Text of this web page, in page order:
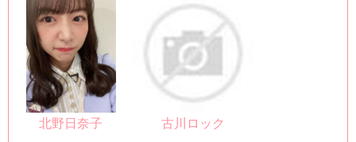
北野日奈子 古川ロック